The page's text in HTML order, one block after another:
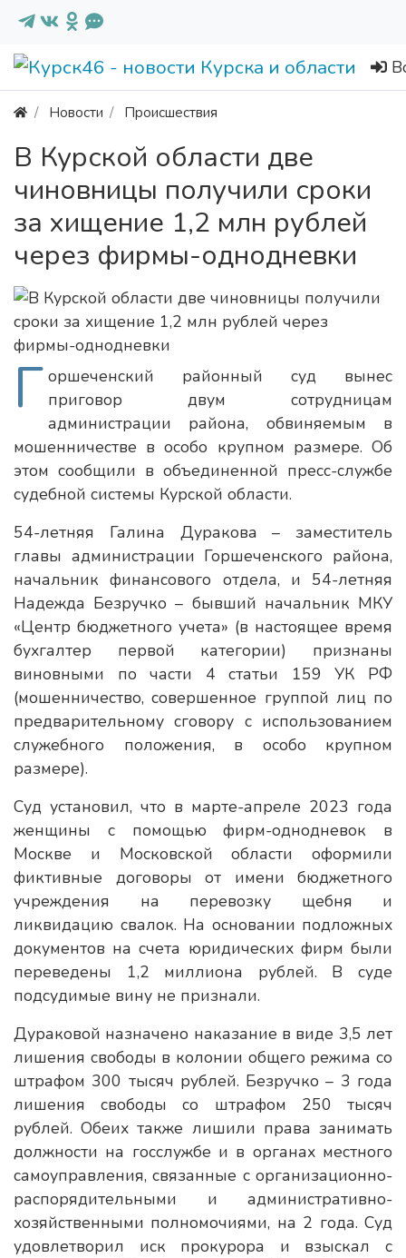
Новости Происшествия
В Курской области две
чиновницы получили сроки
за хищение 1,2 млн рублей
через фирмы-однодневки
Г оршеченский районный суд вынес
приговор двум сотрудницам
администрации района, обвиняемым в
мошенничестве в особо крупном размере. Об
этом сообщили в объединенной пресс-службе
судебной системы Курской области.
54-летняя Галина Дуракова – заместитель
главы администрации Горшеченского района,
начальник финансового отдела, и 54-летняя
Надежда Безручко – бывший начальник МКУ
«Центр бюджетного учета» (в настоящее время
бухгалтер первой категории) признаны
виновными по части 4 статьи 159 УК РФ
(мошенничество, совершенное группой лиц по
предварительному сговору с использованием
служебного положения, в особо крупном
размере).
Суд установил, что в марте-апреле 2023 года
женщины с помощью фирм-однодневок в
Москве и Московской области оформили
фиктивные договоры от имени бюджетного
учреждения на перевозку щебня и
ликвидацию свалок. На основании подложных
документов на счета юридических фирм были
переведены 1,2 миллиона рублей. В суде
подсудимые вину не признали.
Дураковой назначено наказание в виде 3,5 лет
лишения свободы в колонии общего режима со
штрафом 300 тысяч рублей. Безручко – 3 года
лишения свободы со штрафом 250 тысяч
рублей. Обеих также лишили права занимать
должности на госслужбе и в органах местного
самоуправления, связанные с организационно-
распорядительными и административно-
хозяйственными полномочиями, на 2 года. Суд
удовлетворил иск прокурора и взыскал с